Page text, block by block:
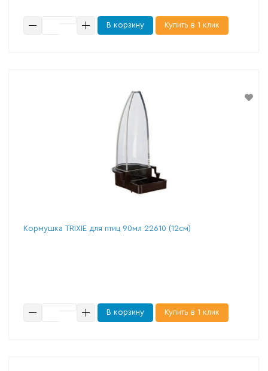
В корзину Купить в 1 клик
Кормушка TRIXIE для птиц 90мл 22610 (12см)
В корзину Купить в 1 клик